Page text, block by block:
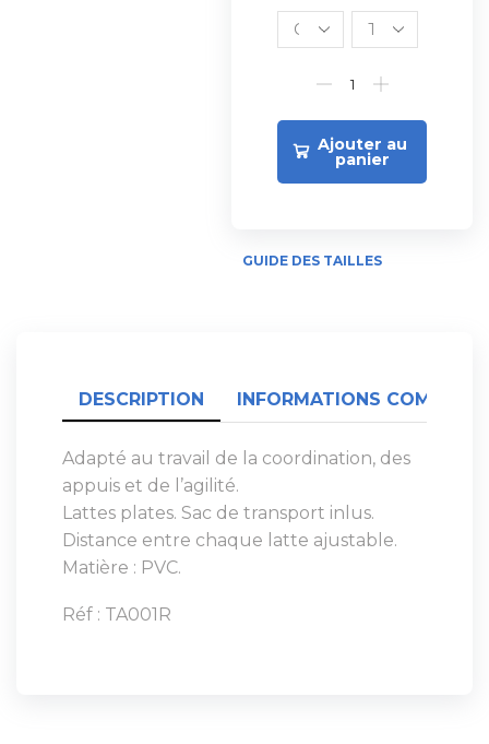
Ajouter au
panier
GUIDE DES TAILLES
DESCRIPTION INFORMATIONS
Adapté au travail de la coordination, des
appuis et de l’agilité.
Lattes plates. Sac de transport inlus.
Distance entre chaque latte ajustable.
Matière : PVC.
Réf : TA001R